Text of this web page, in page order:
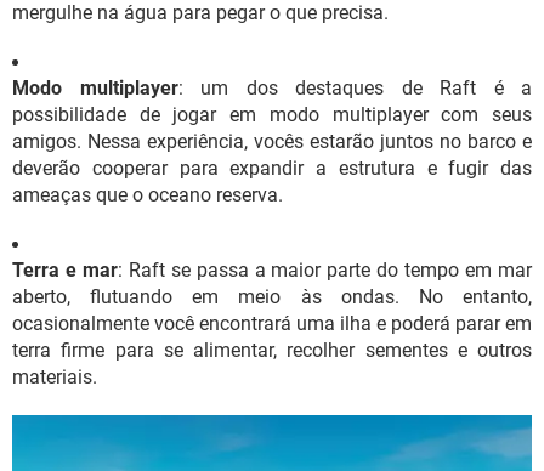
mergulhe na água para pegar o que precisa.
Modo multiplayer: um dos destaques de Raft é a
possibilidade de jogar em modo multiplayer com seus
amigos. Nessa experiência, vocês estarão juntos no barco e
deverão cooperar para expandir a estrutura e fugir das
ameaças que o oceano reserva.
Terra e mar: Raft se passa a maior parte do tempo em mar
aberto, flutuando em meio às ondas. No entanto,
ocasionalmente você encontrará uma ilha e poderá parar em
terra firme para se alimentar, recolher sementes e outros
materiais.